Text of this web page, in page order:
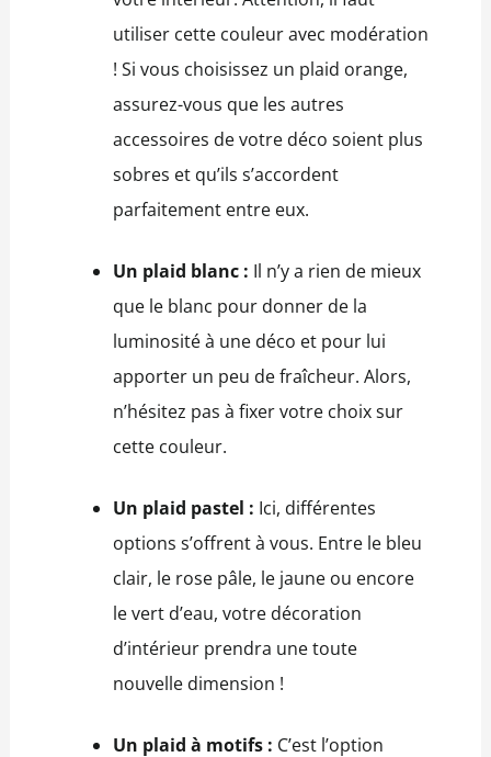
utiliser cette couleur avec modération
! Si vous choisissez un plaid orange,
assurez-vous que les autres
accessoires de votre déco soient plus
sobres et qu’ils s’accordent
parfaitement entre eux.
Un plaid blanc : Il n’y a rien de mieux
que le blanc pour donner de la
luminosité à une déco et pour lui
apporter un peu de fraîcheur. Alors,
n’hésitez pas à fixer votre choix sur
cette couleur.
Un plaid pastel : Ici, différentes
options s’offrent à vous. Entre le bleu
clair, le rose pâle, le jaune ou encore
le vert d’eau, votre décoration
d’intérieur prendra une toute
nouvelle dimension !
Un plaid à motifs : C’est l’option